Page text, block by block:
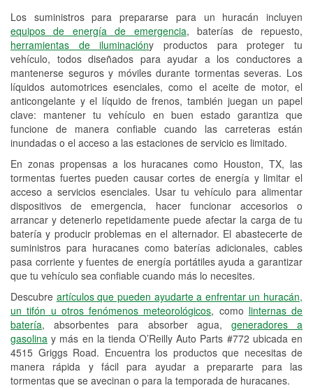
Los suministros para prepararse para un huracán incluyen
equipos de energía de emergencia, baterías de repuesto,
herramientas de iluminacióny productos para proteger tu
vehículo, todos diseñados para ayudar a los conductores a
mantenerse seguros y móviles durante tormentas severas. Los
líquidos automotrices esenciales, como el aceite de motor, el
anticongelante y el líquido de frenos, también juegan un papel
clave: mantener tu vehículo en buen estado garantiza que
funcione de manera confiable cuando las carreteras están
inundadas o el acceso a las estaciones de servicio es limitado.
En zonas propensas a los huracanes como Houston, TX, las
tormentas fuertes pueden causar cortes de energía y limitar el
acceso a servicios esenciales. Usar tu vehículo para alimentar
dispositivos de emergencia, hacer funcionar accesorios o
arrancar y detenerlo repetidamente puede afectar la carga de tu
batería y producir problemas en el alternador. El abastecerte de
suministros para huracanes como baterías adicionales, cables
pasa corriente y fuentes de energía portátiles ayuda a garantizar
que tu vehículo sea confiable cuando más lo necesites.
Descubre artículos que pueden ayudarte a enfrentar un huracán,
un tifón u otros fenómenos meteorológicos, como linternas de
batería, absorbentes para absorber agua, generadores a
gasolina y más en la tienda O’Reilly Auto Parts #772 ubicada en
4515 Griggs Road. Encuentra los productos que necesitas de
manera rápida y fácil para ayudar a prepararte para las
tormentas que se avecinan o para la temporada de huracanes.
Reciclaje de baterías y aceite
Instalación de bombillas de faros
Instalación de limpiaparabrisas
Programa de Préstamo de
Herramientas
Rectificación de tambores y discos de
freno
Hurricane Supplies
Tornado Supplies
Conoce más